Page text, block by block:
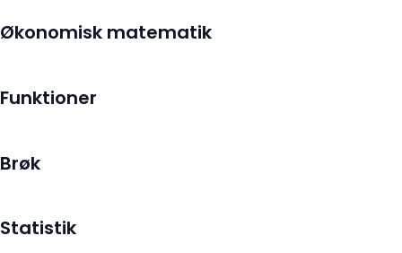
Økonomisk matematik
Funktioner
Brøk
Statistik